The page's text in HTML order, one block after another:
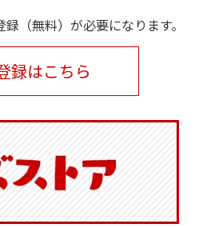
（無料）が必要になります。
録はこちら